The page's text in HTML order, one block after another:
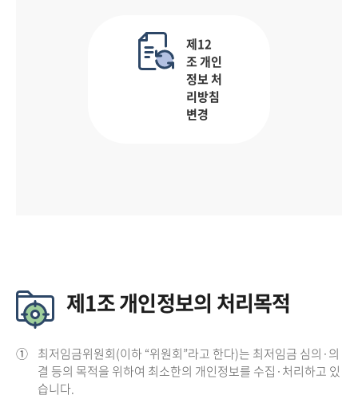
제12
조 개인
정보 처
리방침
변경
제1조 개인정보의 처리목적
① 최저임금위원회(이하 “위원회”라고 한다)는 최저임금 심의·의
결 등의 목적을 위하여 최소한의 개인정보를 수집·처리하고 있
습니다.